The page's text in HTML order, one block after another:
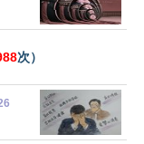
次）